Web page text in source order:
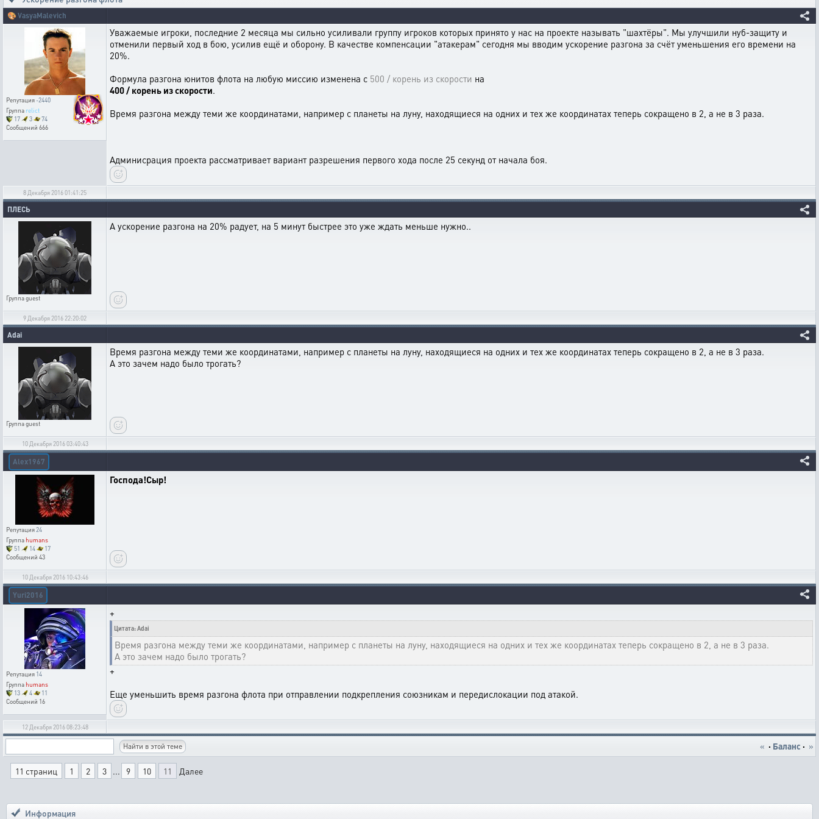
🎨 VasyaMalevich
Репутация-2440
Группа relict
17
3
74
Сообщений 666
Уважаемые игроки, последние 2 месяца мы сильно усиливали группу игроков которых принято у нас на проекте называть "шахтёры". Мы улучшили нуб-защиту и
отменили первый ход в бою, усилив ещё и оборону. В качестве компенсации "атакерам" сегодня мы вводим ускорение разгона за счёт уменьшения его времени на
20%.
Формула разгона юнитов флота на любую миссию изменена с 500 / корень из скорости на
400 / корень из скорости.
Время разгона между теми же координатами, например с планеты на луну, находящиеся на одних и тех же координатах теперь сокращено в 2, а не в 3 раза.
Админисрация проекта рассматривает вариант разрешения первого хода после 25 секунд от начала боя.
8 Декабря 2016 01:41:25
ПЛЕСЬ
Группаguest
А ускорение разгона на 20% радует, на 5 минут быстрее это уже ждать меньше нужно..
9 Декабря 2016 22:20:02
Adai
Группаguest
Время разгона между теми же координатами, например с планеты на луну, находящиеся на одних и тех же координатах теперь сокращено в 2, а не в 3 раза.
А это зачем надо было трогать?
10 Декабря 2016 03:40:43
Alex1967
Репутация24
Группаhumans
51
14
17
Сообщений 43
Господа!Сыр!
10 Декабря 2016 10:43:46
Yuri2016
Репутация 14
Группаhumans
13
4
11
Сообщений 16
+
Цитата: Adai
Время разгона между теми же координатами, например с планеты на луну, находящиеся на одних и тех же координатах теперь сокращено в 2, а не в 3 раза.
А это зачем надо было трогать?
+
Еще уменьшить время разгона флота при отправлении подкрепления союзникам и передислокации под атакой.
12 Декабря 2016 08:23:48
« · Баланс · »
11 страниц 1 2 3 ... 9 10 11 Далее
Информация